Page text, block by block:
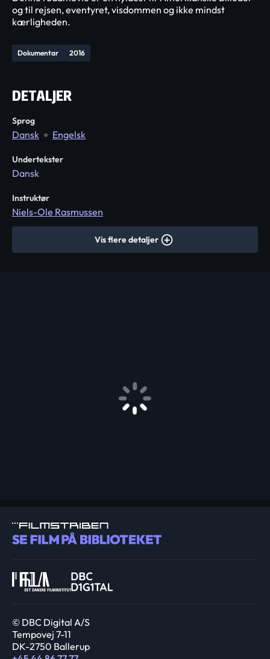
Dokumentar 2016
og til rejsen, eventyret, visdommen og ikke mindst
kærligheden.
DETALJER
Sprog
Dansk Engelsk
Undertekster
Dansk
Instruktør
Niels-Ole Rasmussen
Vis flere detaljer
© DBC Digital A/S
Tempovej 7-11
DK-2750 Ballerup